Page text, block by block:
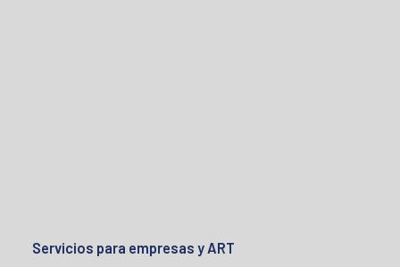
Servicios para empresas y ART